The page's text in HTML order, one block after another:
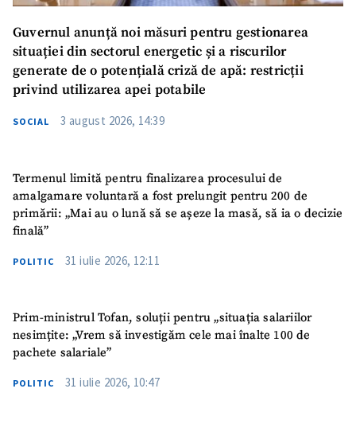
Guvernul anunță noi măsuri pentru gestionarea
situației din sectorul energetic și a riscurilor
generate de o potențială criză de apă: restricții
privind utilizarea apei potabile
SOCIAL 3 august 2026, 14:39
Termenul limită pentru finalizarea procesului de
amalgamare voluntară a fost prelungit pentru 200 de
primării: „Mai au o lună să se așeze la masă, să ia o decizie
finală”
POLITIC 31 iulie 2026, 12:11
Prim-ministrul Tofan, soluții pentru „situația salariilor
nesimțite: „Vrem să investigăm cele mai înalte 100 de
pachete salariale”
POLITIC 31 iulie 2026, 10:47